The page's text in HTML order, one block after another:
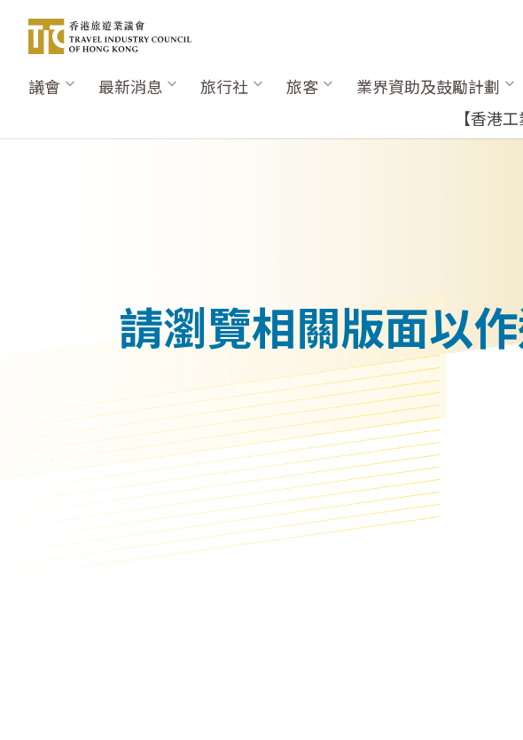
Main
議會 最新消息 旅行社 旅客 業界資助及鼓勵計劃
【香港
請瀏覽相關版面以